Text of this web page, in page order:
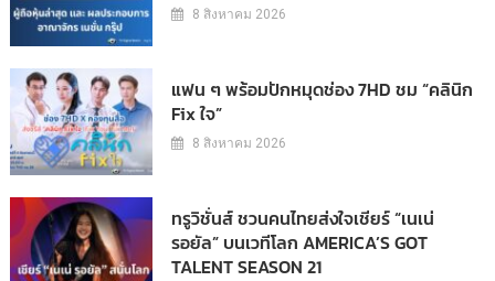
8 สิงหาคม 2026
แฟน ๆ พร้อมปักหมุดช่อง 7HD ชม “คลินิก
Fix ใจ”
8 สิงหาคม 2026
ทรูวิชั่นส์ ชวนคนไทยส่งใจเชียร์ “เนเน่
รอยัล” บนเวทีโลก AMERICA’S GOT
TALENT SEASON 21